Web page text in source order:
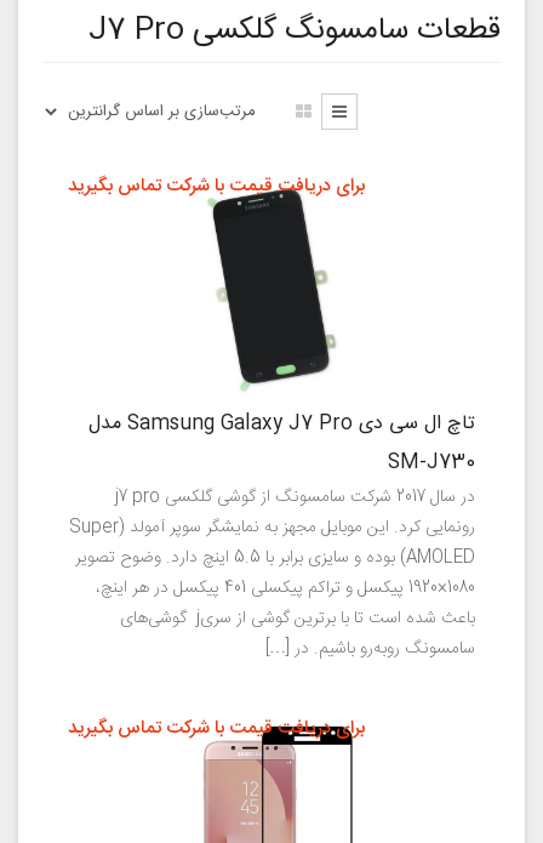
قطعات سامسونگ گلکسی J7 Pro
تاچ ال سی دی Samsung Galaxy J7 Pro مدل
SM-J730
در سال 2017 شرکت سامسونگ از گوشی گلکسی j7 pro
رونمایی کرد. این موبایل مجهز به نمایشگر سوپر آمولد (Super
AMOLED) بوده و سایزی برابر با 5.5 اینچ دارد. وضوح تصویر
1080×1920 پیکسل و تراکم پیکسلی 401 پیکسل در هر اینچ،
باعث شده است تا با برترین گوشی از سریj گوشی‌های
سامسونگ روبه‌رو باشیم. در […]
برای دریافت قیمت با شرکت تماس بگیرید
برای دریافت قیمت با شرکت تماس بگیرید